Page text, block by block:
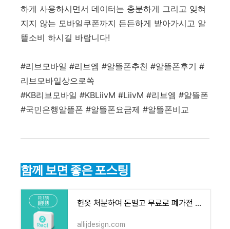
하게 사용하시면서 데이터는 충분하게 그리고 잊혀
지지 않는 모바일쿠폰까지 든든하게 받아가시고 알
뜰소비 하시길 바랍니다!
#리브모바일 #리브엠 #알뜰폰추천 #알뜰폰후기 #
리브모바일상으로쏙
#KB리브모바일 #KBLiivM #LiivM #리브엠 #알뜰폰
#국민은행알뜰폰 #알뜰폰요금제 #알뜰폰비교
함께 보면 좋은 포스팅
헌옷 처분하여 돈벌고 무료로 폐가전 버리기
allijdesign.com